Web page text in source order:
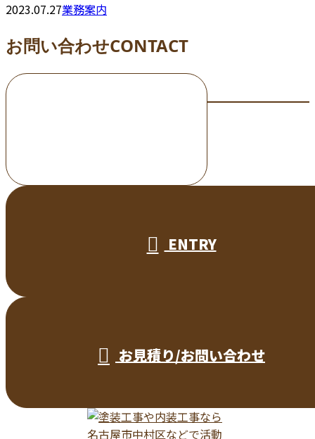
2023.07.27業務案内
お問い合わせCONTACT
ENTRY
お見積り/お問い合わせ